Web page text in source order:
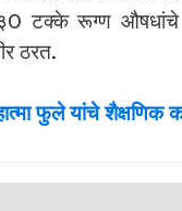
रूग्ण औषधांचे
ठरत.
फुले यांचे शैक्षणिक